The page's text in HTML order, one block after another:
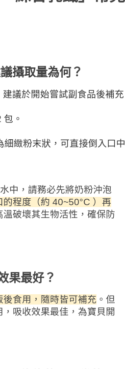
攝取量為何？
議於開始嘗試副食品後補
。
細緻粉末狀，可直接倒入口
中，請務必先將奶粉沖泡
程度（約 40~50°C ）再
溫破壞其生物活性，確保防
果最好？
後食用，隨時皆可補充 。但
吸收效果最佳，為寶貝開